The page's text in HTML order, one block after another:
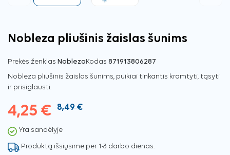
Nobleza pliušinis žaislas šunims
Prekės ženklas NoblezaKodas 871913806287
Nobleza pliušinis žaislas šunims, puikiai tinkantis kramtyti, tąsyti
ir prisiglausti.
4,25 € 8,49 €
Yra sandėlyje
Produktą išsiųsime per 1-3 darbo dienas.